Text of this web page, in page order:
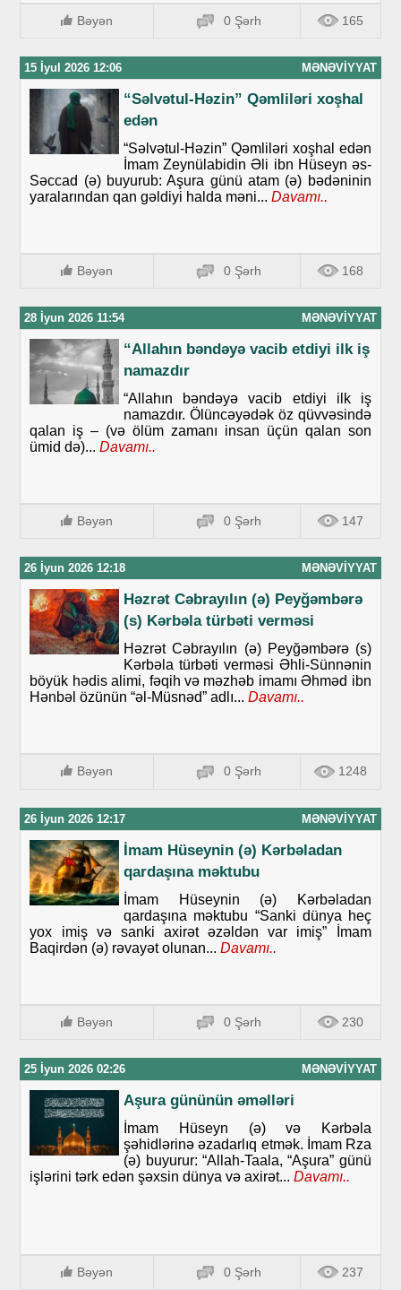
Bəyən 0 Şərh 165
15 İyul 2026 12:06 MƏNƏVIYYAT
“Səlvətul-Həzin” Qəmliləri xoşhal
edən
“Səlvətul-Həzin” Qəmliləri xoşhal edən
İmam Zeynülabidin Əli ibn Hüseyn əs-
Səccad (ə) buyurub: Aşura günü atam (ə) bədəninin
yaralarından qan gəldiyi halda məni... Davamı..
Bəyən 0 Şərh 168
28 İyun 2026 11:54 MƏNƏVIYYAT
“Allahın bəndəyə vacib etdiyi ilk iş
namazdır
“Allahın bəndəyə vacib etdiyi ilk iş
namazdır. Ölüncəyədək öz qüvvəsində
qalan iş – (və ölüm zamanı insan üçün qalan son
ümid də)... Davamı..
Bəyən 0 Şərh 147
26 İyun 2026 12:18 MƏNƏVIYYAT
Həzrət Cəbrayılın (ə) Peyğəmbərə
(s) Kərbəla türbəti verməsi
Həzrət Cəbrayılın (ə) Peyğəmbərə (s)
Kərbəla türbəti verməsi Əhli-Sünnənin
böyük hədis alimi, fəqih və məzhəb imamı Əhməd ibn
Hənbəl özünün “əl-Müsnəd” adlı... Davamı..
Bəyən 0 Şərh 1248
26 İyun 2026 12:17 MƏNƏVIYYAT
İmam Hüseynin (ə) Kərbəladan
qardaşına məktubu
İmam Hüseynin (ə) Kərbəladan
qardaşına məktubu “Sanki dünya heç
yox imiş və sanki axirət əzəldən var imiş” İmam
Baqirdən (ə) rəvayət olunan... Davamı..
Bəyən 0 Şərh 230
25 İyun 2026 02:26 MƏNƏVIYYAT
Aşura gününün əməlləri
İmam Hüseyn (ə) və Kərbəla
şəhidlərinə əzadarlıq etmək. İmam Rza
(ə) buyurur: “Allah-Taala, “Aşura” günü
işlərini tərk edən şəxsin dünya və axirət... Davamı..
Bəyən 0 Şərh 237